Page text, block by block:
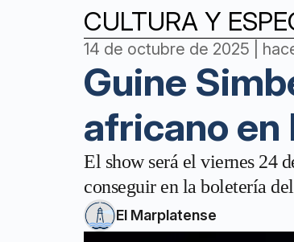
CULTURA Y
14 de octubre de 2025 |
Guine
africano en
El show será el viernes 24
conseguir en la boletería
El Marplatense